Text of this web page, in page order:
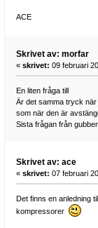
ACE
Skrivet av: morfar
« skrivet: 09 februari
En liten fråga till
Är det samma tryck
som när den är
Sista frågan från
Skrivet av: ace
« skrivet: 07 februari
Det finns en anledning
kompressorer